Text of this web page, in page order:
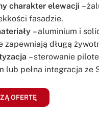
charakter elewacji –
fasadzie.
– aluminium i
zapewniają długą
– sterowanie
lub pełna integracja ze
OFERTĘ